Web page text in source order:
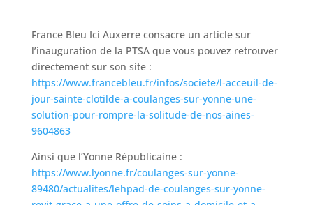
France Bleu Ici Auxerre consacre un article sur
l’inauguration de la PTSA que vous pouvez retrouver
directement sur son site :
https://www.francebleu.fr/infos/societe/l-acceuil-de-
jour-sainte-clotilde-a-coulanges-sur-yonne-une-
solution-pour-rompre-la-solitude-de-nos-aines-
9604863
Ainsi que l’Yonne Républicaine :
https://www.lyonne.fr/coulanges-sur-yonne-
89480/actualites/lehpad-de-coulanges-sur-yonne-